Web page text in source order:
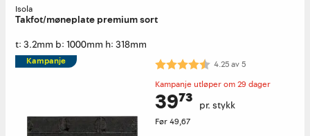
Isola
Takfot/møneplate premium sort
t: 3.2mm b: 1000mm h: 318mm
Kampanje Karakter: 4.3 av 5 mulige
4.25av5
Kampanje utløper om 29 dager
39⁷³ pr. stykk
Før49,67